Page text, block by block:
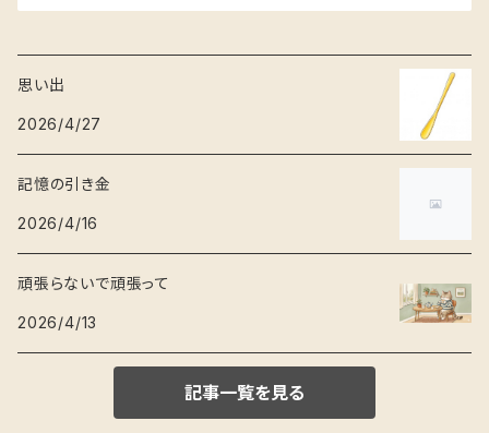
思い出
2026/4/27
記憶の引き金
2026/4/16
頑張らないで頑張って
2026/4/13
記事一覧を見る